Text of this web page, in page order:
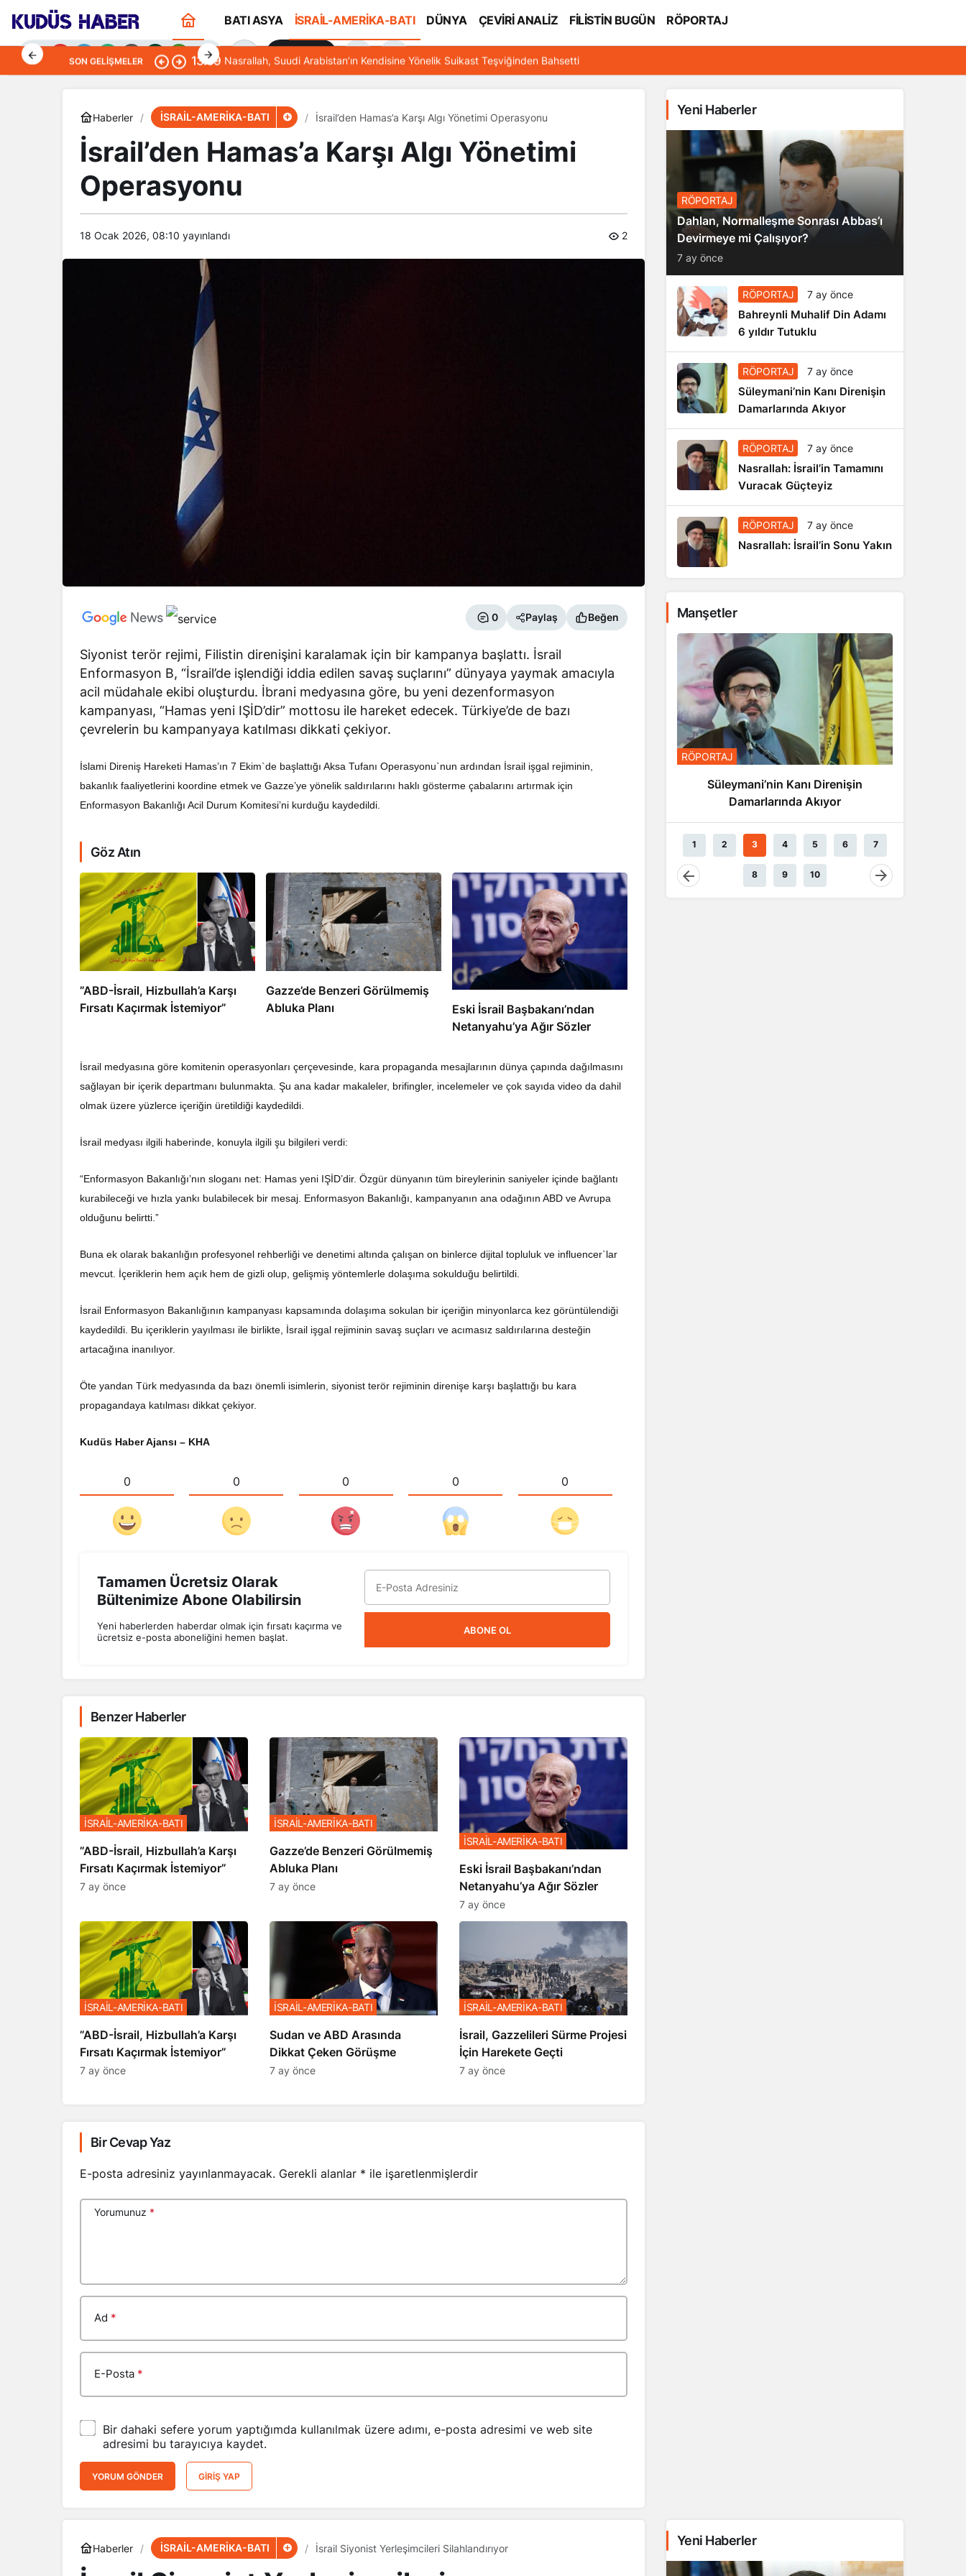
BATI ASYA İSRAİL-AMERİKA-BATI DÜNYA ÇEVİRİ ANALİZ FİLİSTİN BUGÜN RÖPORTAJ
Gündüz Modu
Gündüz modunu seçin.
Gece modunu seçin.
Sana Özel
SON GELIŞMELER 13:09 Nasrallah, Suudi Arabistan’ın Kendisine Yönelik Suikast Teşviğinden Bahsetti
Haberler İSRAİL-AMERİKA-BATI İsrail’den Hamas’a Karşı Algı Yönetimi Operasyonu
İsrail’den Hamas’a Karşı Algı Yönetimi
Operasyonu
18 Ocak 2026, 08:10 yayınlandı 2
0 Paylaş Beğen
Siyonist terör rejimi, Filistin direnişini karalamak için bir kampanya başlattı. İsrail
Enformasyon B, “İsrail’de işlendiği iddia edilen savaş suçlarını” dünyaya yaymak amacıyla
acil müdahale ekibi oluşturdu. İbrani medyasına göre, bu yeni dezenformasyon
kampanyası, “Hamas yeni IŞİD’dir” mottosu ile hareket edecek. Türkiye’de de bazı
çevrelerin bu kampanyaya katılması dikkati çekiyor.
İslami Direniş Hareketi Hamas’ın 7 Ekim`de başlattığı Aksa Tufanı Operasyonu`nun ardından İsrail işgal rejiminin,
bakanlık faaliyetlerini koordine etmek ve Gazze’ye yönelik saldırılarını haklı gösterme çabalarını artırmak için
Enformasyon Bakanlığı Acil Durum Komitesi’ni kurduğu kaydedildi.
Göz Atın
​​​​​​​”ABD-İsrail, Hizbullah’a Karşı
Fırsatı Kaçırmak İstemiyor”
​​​​​​​Gazze’de Benzeri Görülmemiş
Abluka Planı
Eski İsrail Başbakanı’ndan
Netanyahu’ya Ağır Sözler
İsrail medyasına göre komitenin operasyonları çerçevesinde, kara propaganda mesajlarının dünya çapında dağılmasını
sağlayan bir içerik departmanı bulunmakta. Şu ana kadar makaleler, brifingler, incelemeler ve çok sayıda video da dahil
olmak üzere yüzlerce içeriğin üretildiği kaydedildi.
İsrail medyası ilgili haberinde, konuyla ilgili şu bilgileri verdi:
“Enformasyon Bakanlığı’nın sloganı net: Hamas yeni IŞİD’dir. Özgür dünyanın tüm bireylerinin saniyeler içinde bağlantı
kurabileceği ve hızla yankı bulabilecek bir mesaj. Enformasyon Bakanlığı, kampanyanın ana odağının ABD ve Avrupa
olduğunu belirtti.”
Buna ek olarak bakanlığın profesyonel rehberliği ve denetimi altında çalışan on binlerce dijital topluluk ve influencer`lar
mevcut. İçeriklerin hem açık hem de gizli olup, gelişmiş yöntemlerle dolaşıma sokulduğu belirtildi.
İsrail Enformasyon Bakanlığının kampanyası kapsamında dolaşıma sokulan bir içeriğin minyonlarca kez görüntülendiği
kaydedildi. Bu içeriklerin yayılması ile birlikte, İsrail işgal rejiminin savaş suçları ve acımasız saldırılarına desteğin
artacağına inanılıyor.
Öte yandan Türk medyasında da bazı önemli isimlerin, siyonist terör rejiminin direnişe karşı başlattığı bu kara
propagandaya katılması dikkat çekiyor.
Kudüs Haber Ajansı – KHA
0 0 0 0 0
Tamamen Ücretsiz Olarak
Bültenimize Abone Olabilirsin
Yeni haberlerden haberdar olmak için fırsatı kaçırma ve
ücretsiz e-posta aboneliğini hemen başlat.
ABONE OL
Benzer Haberler
​​​​​​​”ABD-İsrail, Hizbullah’a Karşı
Fırsatı Kaçırmak İstemiyor”
İSRAİL-AMERİKA-BATI
7 ay önce
​​​​​​​Gazze’de Benzeri Görülmemiş
Abluka Planı
İSRAİL-AMERİKA-BATI
7 ay önce
Eski İsrail Başbakanı’ndan
Netanyahu’ya Ağır Sözler
İSRAİL-AMERİKA-BATI
7 ay önce
​​​​​​​”ABD-İsrail, Hizbullah’a Karşı
Fırsatı Kaçırmak İstemiyor”
İSRAİL-AMERİKA-BATI
7 ay önce
Sudan ve ABD Arasında
Dikkat Çeken Görüşme
İSRAİL-AMERİKA-BATI
7 ay önce
İsrail, Gazzelileri Sürme Projesi
İçin Harekete Geçti
İSRAİL-AMERİKA-BATI
7 ay önce
Bir Cevap Yaz
E-posta adresiniz yayınlanmayacak. Gerekli alanlar * ile işaretlenmişlerdir
Yorumunuz *
Ad *
E-Posta *
Bir dahaki sefere yorum yaptığımda kullanılmak üzere adımı, e-posta adresimi ve web site
adresimi bu tarayıcıya kaydet.
YORUM GÖNDER GIRIŞ YAP
Yeni Haberler
RÖPORTAJ
Dahlan, Normalleşme Sonrası Abbas’ı
Devirmeye mi Çalışıyor?
7 ay önce
RÖPORTAJ 7 ay önce
Bahreynli Muhalif Din Adamı
6 yıldır Tutuklu
RÖPORTAJ 7 ay önce
Süleymani’nin Kanı Direnişin
Damarlarında Akıyor
RÖPORTAJ 7 ay önce
Nasrallah: İsrail’in Tamamını
Vuracak Güçteyiz
RÖPORTAJ 7 ay önce
Nasrallah: İsrail’in Sonu Yakın
Manşetler
Dahlan, Normalleşme Sonrası
Abbas’ı Devirmeye mi Çalışıyor?
Bahreynli Muhalif Din Adamı 6
RÖPORTAJ
Süleymani’nin Kanı Direnişin
Damarlarında Akıyor
1 2 3 4 5 6 7
8 9 10
Haberler İSRAİL-AMERİKA-BATI İsrail Siyonist Yerleşimcileri Silahlandırıyor Yeni Haberler